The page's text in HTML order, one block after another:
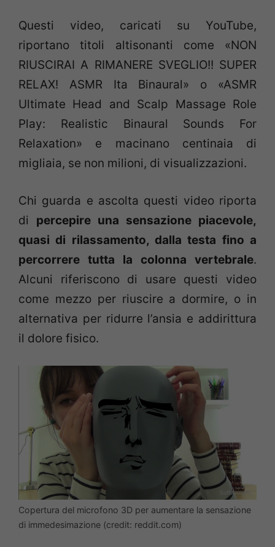
Questi video, caricati su YouTube,
riportano titoli altisonanti come «NON
RIUSCIRAI A RIMANERE SVEGLIO!! SUPER
RELAX! ASMR Ita Binaural» o «ASMR
Ultimate Head and Scalp Massage Role
Play: Realistic Binaural Sounds For
Relaxation» e macinano centinaia di
migliaia, se non milioni, di visualizzazioni.
Chi guarda e ascolta questi video riporta
di percepire una sensazione piacevole,
quasi di rilassamento, dalla testa fino a
percorrere tutta la colonna vertebrale.
Alcuni riferiscono di usare questi video
come mezzo per riuscire a dormire, o in
alternativa per ridurre l’ansia e addirittura
il dolore fisico.
Copertura del microfono 3D per aumentare la sensazione
di immedesimazione (credit: reddit.com)